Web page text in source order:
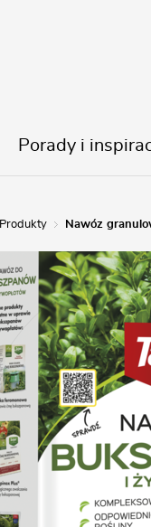
Porady i
Produkty Nawóz